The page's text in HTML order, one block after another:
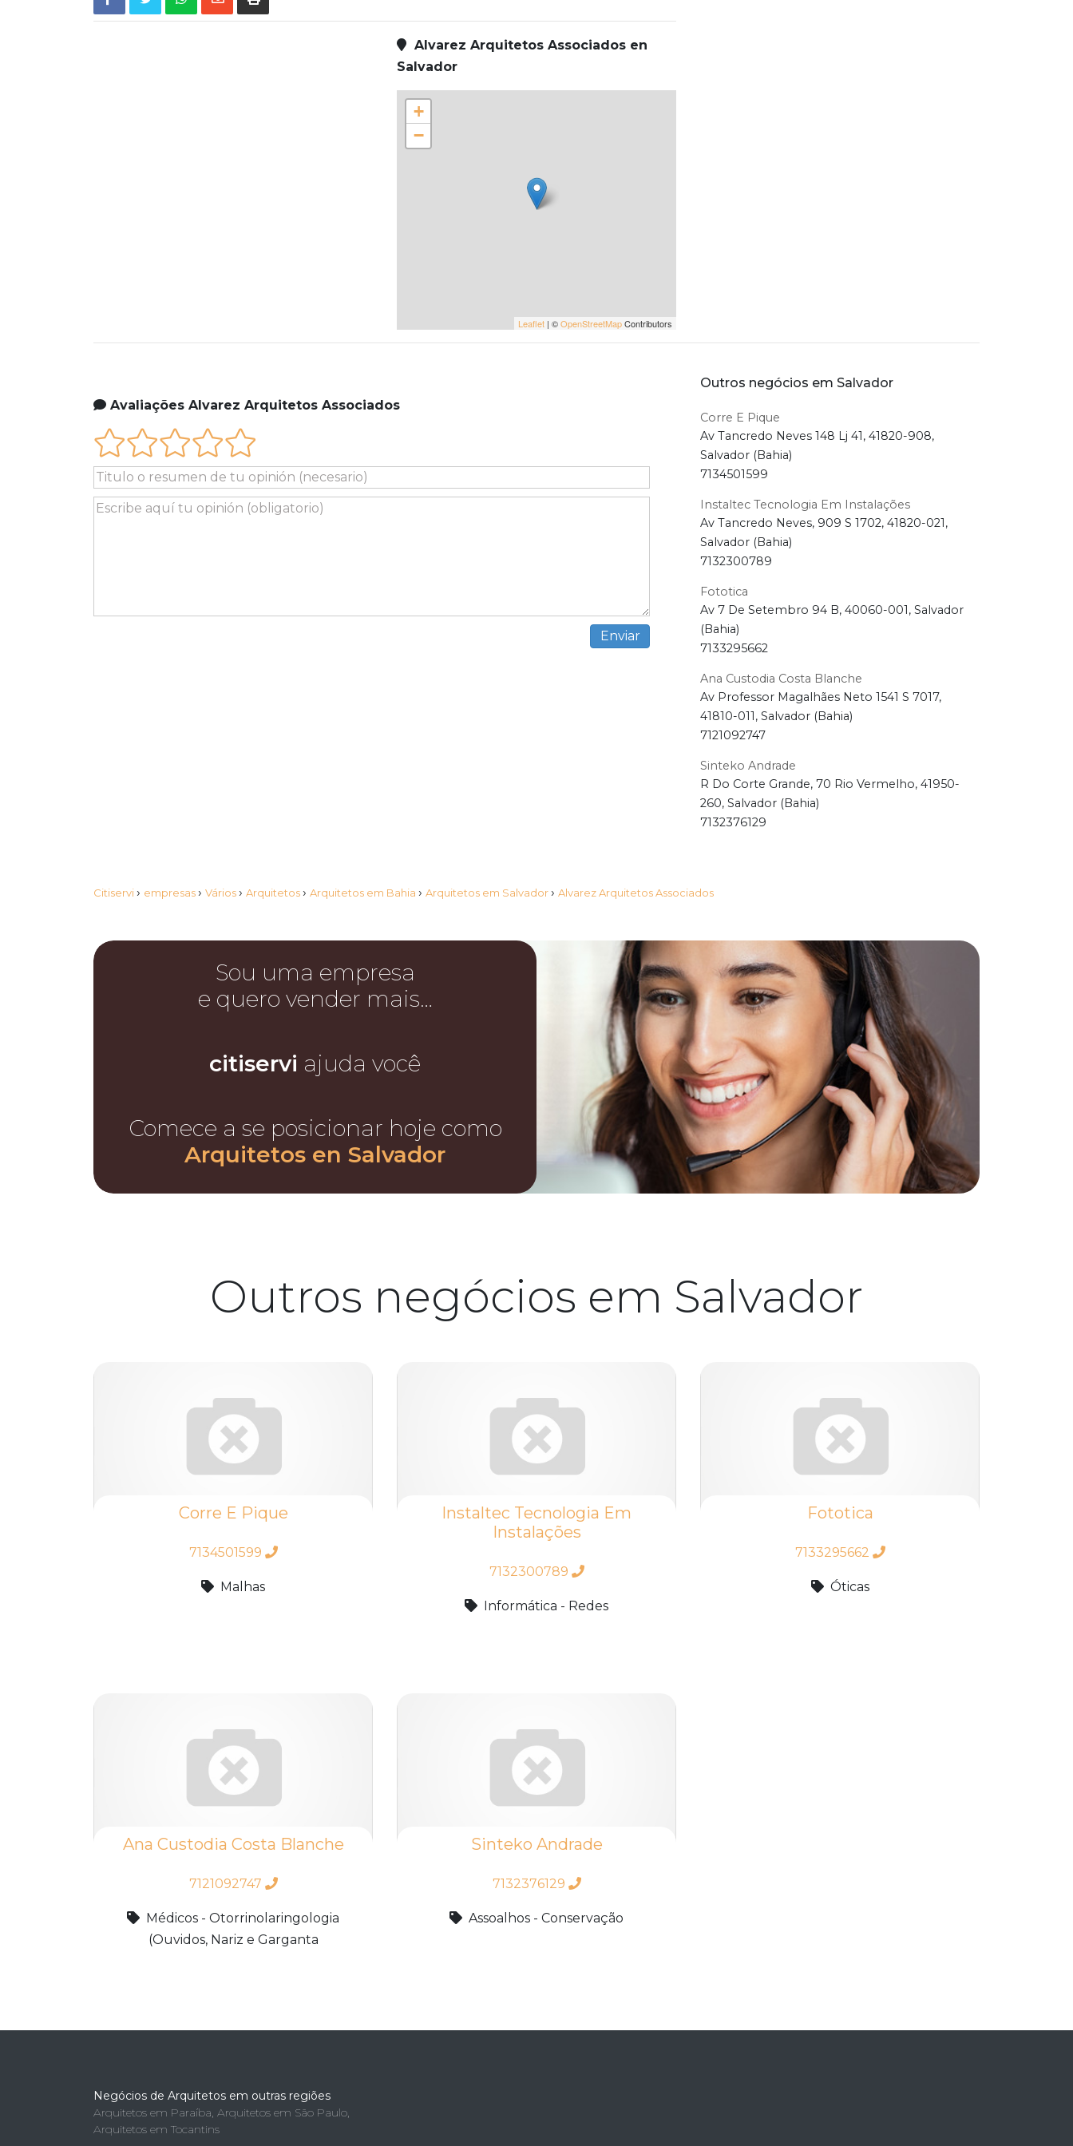
Alvarez Arquitetos Associados en
Salvador
+
−
Leaflet | ©OpenStreetMapContributors
Avaliações Alvarez Arquitetos Associados
Outros negócios em Salvador
Corre E Pique
Av Tancredo Neves 148 Lj 41, 41820-908,
Salvador (Bahia)
7134501599
Instaltec Tecnologia Em Instalações
Av Tancredo Neves, 909 S 1702, 41820-021,
Salvador (Bahia)
7132300789
Fototica
Av 7 De Setembro 94 B, 40060-001, Salvador
(Bahia)
7133295662
Ana Custodia Costa Blanche
Av Professor Magalhães Neto 1541 S 7017,
41810-011, Salvador (Bahia)
7121092747
Sinteko Andrade
R Do Corte Grande, 70 Rio Vermelho, 41950-
260, Salvador (Bahia)
7132376129
Citiservi › empresas › Vários › Arquitetos › Arquitetos em Bahia › Arquitetos em Salvador › Alvarez Arquitetos Associados
Sou uma empresa
e quero vender mais…
citiservi ajuda você
Comece a se posicionar hoje como
Arquitetos en Salvador
Outros negócios em Salvador
Corre E Pique
7134501599
Malhas
Instaltec Tecnologia Em
Instalações
7132300789
Informática - Redes
Fototica
7133295662
Óticas
Ana Custodia Costa Blanche
7121092747
Médicos - Otorrinolaringologia
(Ouvidos, Nariz e Garganta
Sinteko Andrade
7132376129
Assoalhos - Conservação
Negócios de Arquitetos em outras regiões
Arquitetos em Paraíba, Arquitetos em São Paulo,
Arquitetos em Tocantins